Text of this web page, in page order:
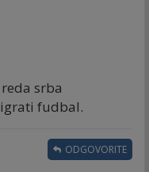
srba
fudbal.
ODGOVORITE